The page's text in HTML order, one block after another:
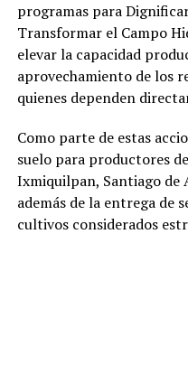
programas para
Transformar el Campo
elevar la capacidad
aprovechamiento de los
quienes dependen
Como parte de estas
suelo para productores
Ixmiquilpan, Santiago de
además de la entrega de
cultivos considerados